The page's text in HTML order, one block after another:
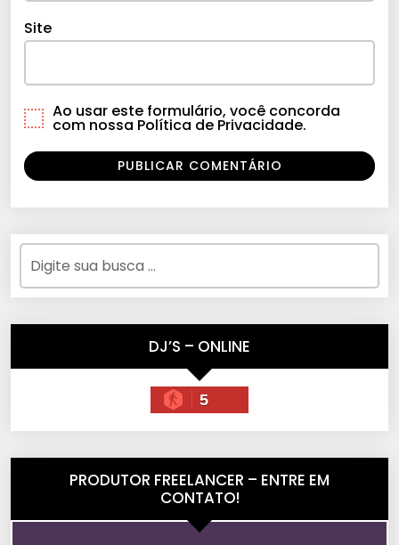
Site
Ao usar este formulário, você concorda
com nossa Política de Privacidade.
DJ’S – ONLINE
5
PRODUTOR FREELANCER – ENTRE EM
CONTATO!